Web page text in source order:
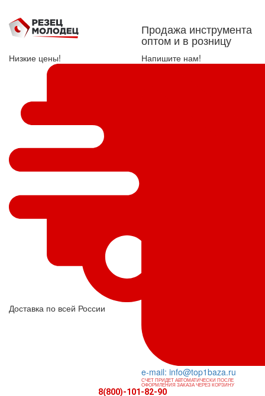
Продажа инструмента
оптом и в розницу
Низкие цены!
Доставка по всей России
Напишите нам!
e-mail: info@top1baza.ru
СЧЕТ ПРИДЕТ АВТОМАТИЧЕСКИ ПОСЛЕ
ОФОРМЛЕНИЯ ЗАКАЗА ЧЕРЕЗ КОРЗИНУ
8(800)-101-82-90